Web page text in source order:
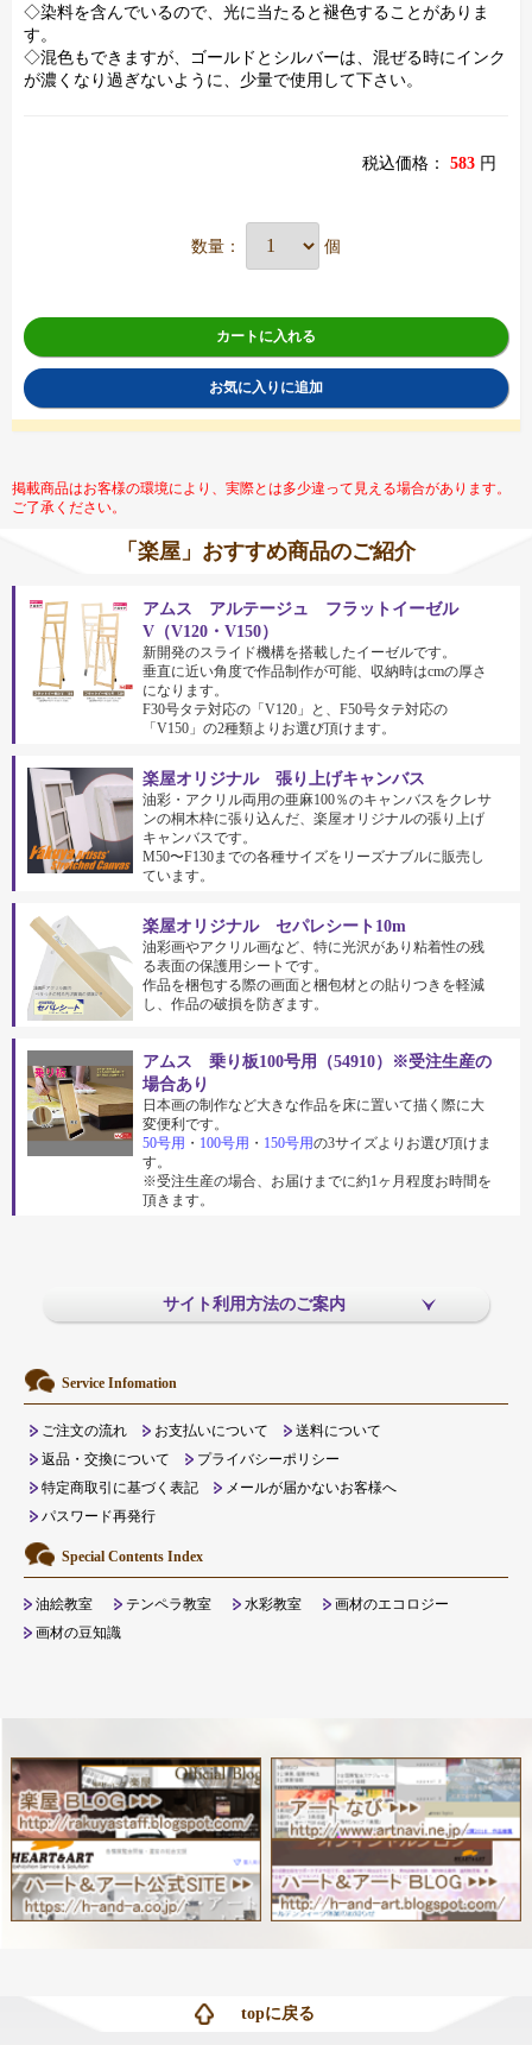
◇染料を含んでいるので、光に当たると褪色することがありま
す。
◇混色もできますが、ゴールドとシルバーは、混ぜる時にインク
が濃くなり過ぎないように、少量で使用して下さい。
税込価格： 583 円
数量： 個
カートに入れる
お気に入りに追加
掲載商品はお客様の環境により、実際とは多少違って見える場合があります。
ご了承ください。
「楽屋」おすすめ商品のご紹介
アムス アルテージュ フラットイーゼル
V（V120・V150）
新開発のスライド機構を搭載したイーゼルです。
垂直に近い角度で作品制作が可能、収納時はcmの厚さ
になります。
F30号タテ対応の「V120」と、F50号タテ対応の
「V150」の2種類よりお選び頂けます。
楽屋オリジナル 張り上げキャンバス
油彩・アクリル両用の亜麻100％のキャンバスをクレサ
ンの桐木枠に張り込んだ、楽屋オリジナルの張り上げ
キャンバスです。
M50〜F130までの各種サイズをリーズナブルに販売し
ています。
楽屋オリジナル セパレシート10m
油彩画やアクリル画など、特に光沢があり粘着性の残
る表面の保護用シートです。
作品を梱包する際の画面と梱包材との貼りつきを軽減
し、作品の破損を防ぎます。
アムス 乗り板100号用（54910）※受注生産の
場合あり
日本画の制作など大きな作品を床に置いて描く際に大
変便利です。
50号用 ・ 100号用 ・ 150号用の3サイズよりお選び頂けま
す。
※受注生産の場合、お届けまでに約1ヶ月程度お時間を
頂きます。
サイト利用方法のご案内
Service Infomation
ご注文の流れ お支払いについて
送料について
返品・交換について
プライバシーポリシー
特定商取引に基づく表記
メールが届かないお客様へ
パスワード再発行
Special Contents Index
油絵教室 テンペラ教室 水彩教室
画材のエコロジー
画材の豆知識
topに戻る